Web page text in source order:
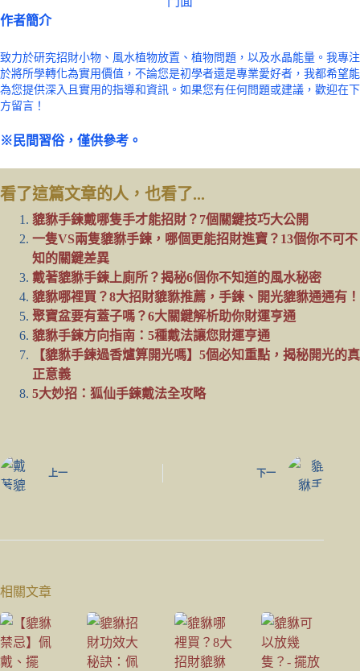
作者簡介
致力於研究招財小物、風水植物放置、植物問題，以及水晶能量。我專注
於將所學轉化為實用價值，不論您是初學者還是專業愛好者，我都希望能
為您提供深入且實用的指導和資訊。如果您有任何問題或建議，歡迎在下
方留言！
※民間習俗，僅供參考。
看了這篇文章的人，也看了...
貔貅手鍊戴哪隻手才能招財？7個關鍵技巧大公開
一隻VS兩隻貔貅手鍊，哪個更能招財進寶？13個你不可不
知的關鍵差異
戴著貔貅手鍊上廁所？揭秘6個你不知道的風水秘密
貔貅哪裡買？8大招財貔貅推薦，手鍊、開光貔貅通通有！
聚寶盆要有蓋子嗎？6大關鍵解析助你財運亨通
貔貅手鍊方向指南：5種戴法讓您財運亨通
【貔貅手鍊過香爐算開光嗎】5個必知重點，揭秘開光的真
正意義
5大妙招：狐仙手鍊戴法全攻略
上一 下一
相關文章